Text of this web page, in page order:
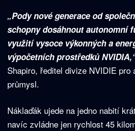
„Pody nové generace od
schopny dosáhnout autonomní
využití vysoce výkonných a
výpočetních prostředků
Shapiro, ředitel divize NVIDIE pro
průmysl.
Náklaďák ujede na jedno nabití
navíc zvládne jen rychlost 45